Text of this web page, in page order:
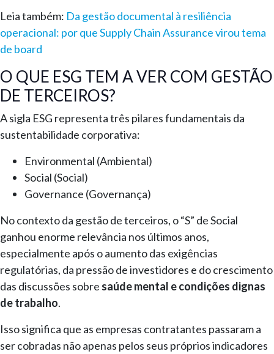
Leia também: Da gestão documental à resiliência
operacional: por que Supply Chain Assurance virou tema
de board
O QUE ESG TEM A VER COM GESTÃO
DE TERCEIROS?
A sigla ESG representa três pilares fundamentais da
sustentabilidade corporativa:
Environmental (Ambiental)
Social (Social)
Governance (Governança)
No contexto da gestão de terceiros, o “S” de Social
ganhou enorme relevância nos últimos anos,
especialmente após o aumento das exigências
regulatórias, da pressão de investidores e do crescimento
das discussões sobre saúde mental e condições dignas
de trabalho.
Isso significa que as empresas contratantes passaram a
ser cobradas não apenas pelos seus próprios indicadores